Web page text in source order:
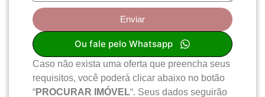
Enviar
Ou fale pelo Whatsapp
Caso não exista uma oferta que preencha seus
requisitos, você poderá clicar abaixo no botão
“PROCURAR IMÓVEL“. Seus dados seguirão